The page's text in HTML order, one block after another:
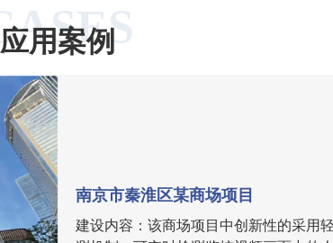
应用案例
南京市秦淮区某商场项目
建设内容：该商场项目中创新性的采用
CASES